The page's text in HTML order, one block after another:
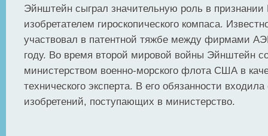
Эйнштейн сыграл значительную роль в
изобретателем гироскопического компаса.
участвовал в патентной тяжбе между фирмами
году. Во время второй мировой войны Эйнштейн
министерством военно-морского флота США в
технического эксперта. В его обязанности входила
изобретений, поступающих в министерство.